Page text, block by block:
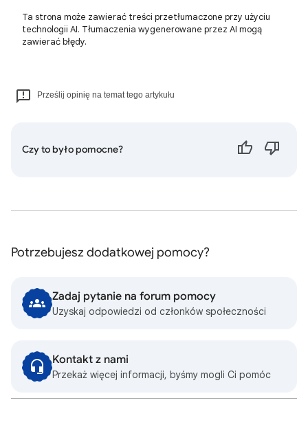
Ta strona może zawierać treści przetłumaczone przy użyciu
technologii AI. Tłumaczenia wygenerowane przez AI mogą
zawierać błędy.
Prześlij opinię na temat tego artykułu
Czy to było pomocne?
Potrzebujesz dodatkowej pomocy?
Zadaj pytanie na forum pomocy
Uzyskaj odpowiedzi od członków społeczności
Kontakt z nami
Przekaż więcej informacji, byśmy mogli Ci pomóc